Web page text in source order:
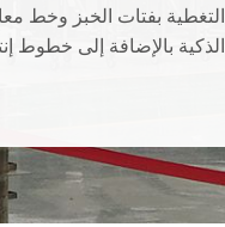
التغطية بفتات الخبز وخط
الذكية بالإضافة إلى خطوط